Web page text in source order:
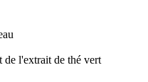
de l'extrait de thé vert